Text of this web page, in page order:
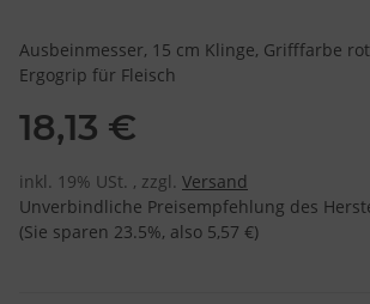
Ausbeinmesser, 15 cm Klinge, Grifffarbe
Ergogrip für Fleisch
18,13 €
inkl. 19% USt. , zzgl. Versand
Unverbindliche Preisempfehlung des
(Sie sparen 23.5%, also 5,57 €)